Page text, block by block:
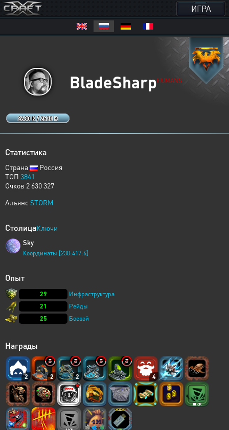
ИГРА
2630 K / 2630 K
BladeSharpHUMANS
Статистика
Страна
Россия
ТОП 3841
Очков 2 630 327
Альянс STORM
СтолицаКлючи
Sky
Координаты [230:417:6]
Опыт
29
Инфраструктура
21
Рейды
25
Боевой
Награды
2 2 2 4